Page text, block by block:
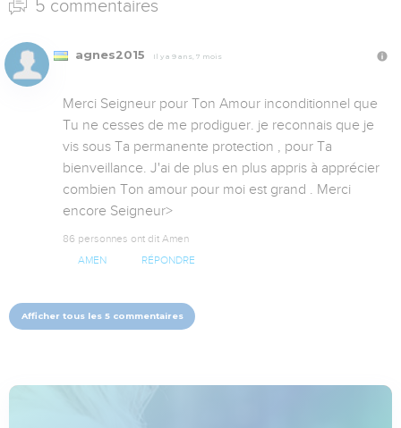
5 commentaires
agnes2015 Il y a 9 ans, 7 mois
Merci Seigneur pour Ton Amour inconditionnel que
Tu ne cesses de me prodiguer. je reconnais que je
vis sous Ta permanente protection , pour Ta
bienveillance. J'ai de plus en plus appris à apprécier
combien Ton amour pour moi est grand . Merci
encore Seigneur>
86 personnes ont dit Amen
AMEN RÉPONDRE
Afficher tous les 5 commentaires